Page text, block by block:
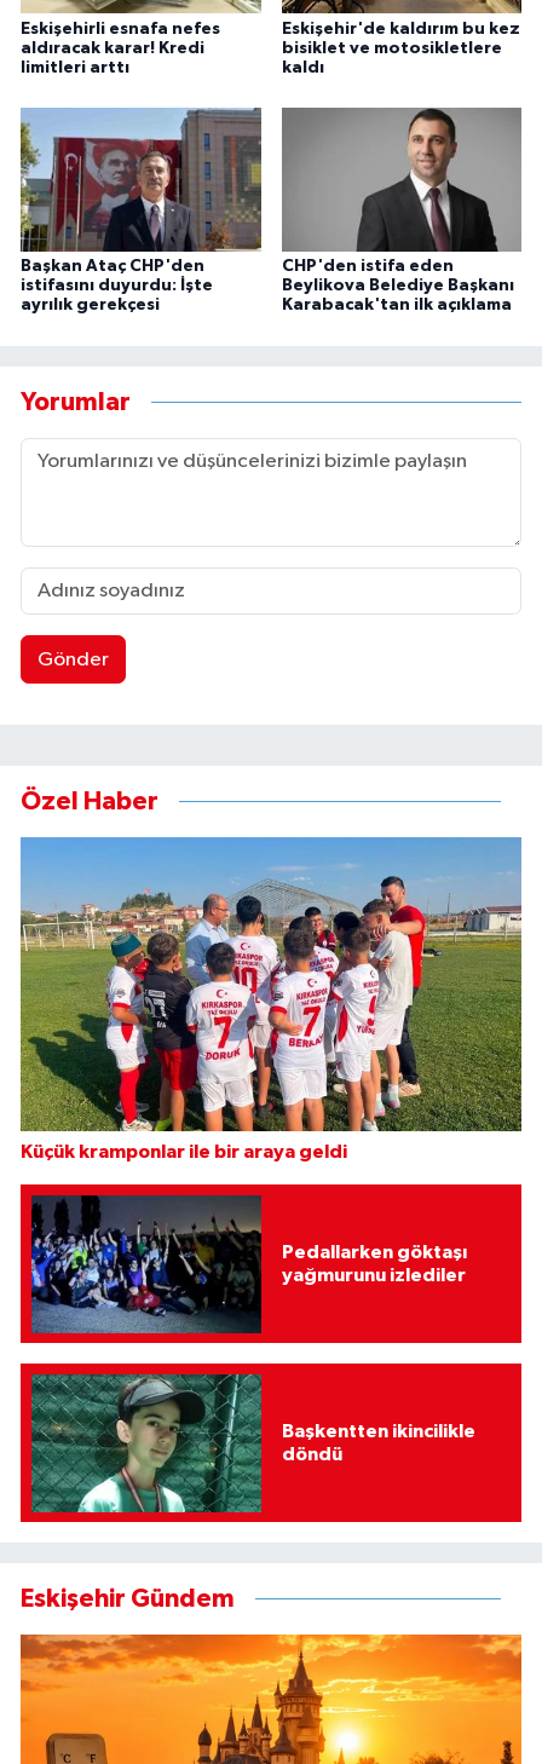
Eskişehirli esnafa nefes
aldıracak karar! Kredi
limitleri arttı
Eskişehir'de kaldırım bu kez
bisiklet ve motosikletlere
kaldı
Başkan Ataç CHP'den
istifasını duyurdu: İşte
ayrılık gerekçesi
CHP'den istifa eden
Beylikova Belediye Başkanı
Karabacak'tan ilk açıklama
Yorumlar
Gönder
Özel Haber
Küçük kramponlar ile bir araya geldi
Pedallarken göktaşı
yağmurunu izlediler
Başkentten ikincilikle
döndü
Eskişehir Gündem